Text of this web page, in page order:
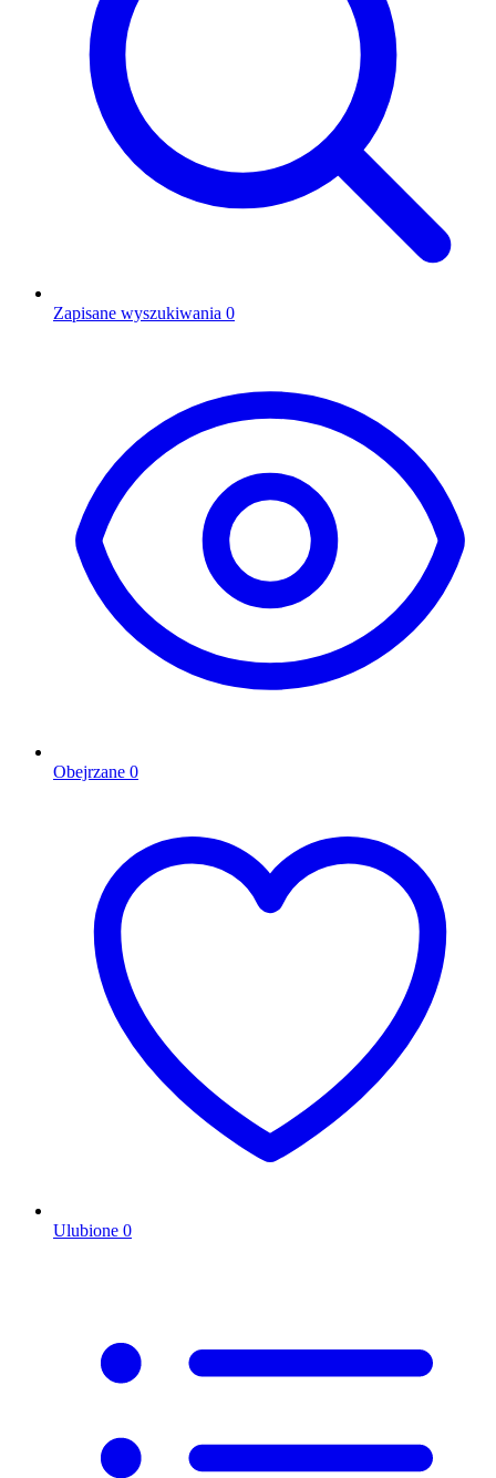
Zapisane wyszukiwania 0
Obejrzane 0
Ulubione 0